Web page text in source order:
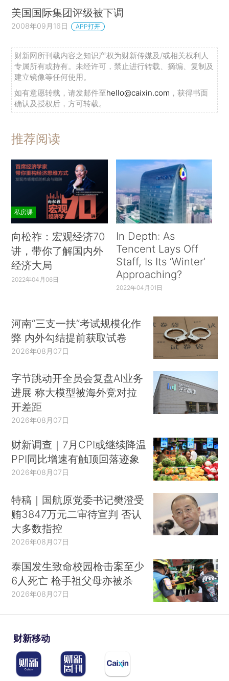
美国国际集团评级被下调
2008年09月16日 APP打开
财新网所刊载内容之知识产权为财新传媒及/或相关权利人
专属所有或持有。未经许可，禁止进行转载、摘编、复制及
建立镜像等任何使用。
如有意愿转载，请发邮件至hello@caixin.com ，获得书面
确认及授权后，方可转载。
推荐阅读
私房课
向松祚：宏观经济70
讲，带你了解国内外
经济大局
2022年04月06日
In Depth: As
Tencent Lays Off
Staff, Is Its ‘Winter’
Approaching?
2022年04月01日
河南“三支一扶”考试规模化作
弊 内外勾结提前获取试卷
2026年08月07日
字节跳动开全员会复盘AI业务
进展 称大模型被海外竞对拉
开差距
2026年08月07日
财新调查｜7月CPI或继续降温
PPI同比增速有触顶回落迹象
2026年08月07日
特稿｜国航原党委书记樊澄受
贿3847万元二审待宣判 否认
大多数指控
2026年08月07日
泰国发生致命校园枪击案至少
6人死亡 枪手祖父母亦被杀
2026年08月07日
财新移动